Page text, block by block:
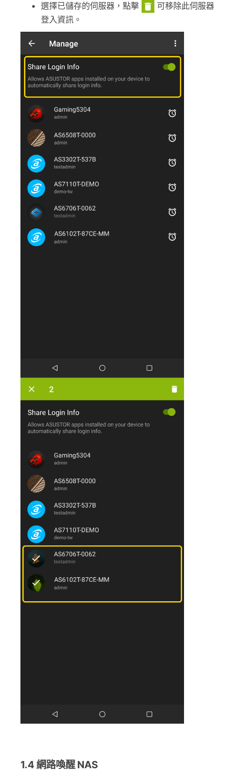
選擇已儲存的伺服器，點擊
可移除此伺服器
登入資訊。
1.4 網路喚醒 NAS